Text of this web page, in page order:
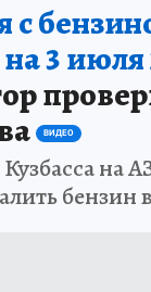
с
3 июля
ВИДЕО
на
бензин